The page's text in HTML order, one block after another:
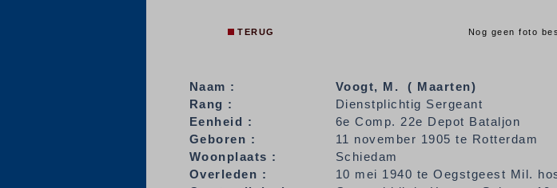
TERUG Nog geen foto
Naam :
Voogt, M. ( Maarten)
Rang :
Dienstplichtig Sergeant
Eenheid :
6e Comp. 22e Depot Bataljon
Geboren :
11 november 1905 te Rotterdam
Woonplaats :
Schiedam
Overleden :
10 mei 1940 te Oegstgeest Mil.